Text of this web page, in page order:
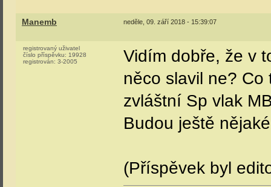
Manemb neděle, 09. září 2018 - 15:39:07
registrovaný uživatel
číslo příspěvku: 19928
registrován: 3-2005
Vidím dobře, že v
něco slavil ne? Co
zvláštní Sp vlak
Budou ještě
(Příspěvek byl